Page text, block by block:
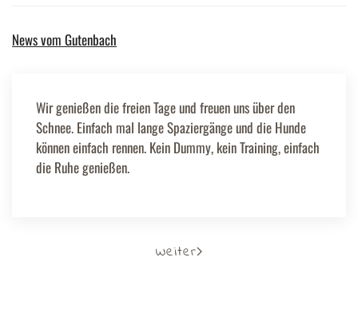
News vom Gutenbach
Wir genießen die freien Tage und freuen uns über den
Schnee. Einfach mal lange Spaziergänge und die Hunde
können einfach rennen. Kein Dummy, kein Training, einfach
die Ruhe genießen.
Weiter